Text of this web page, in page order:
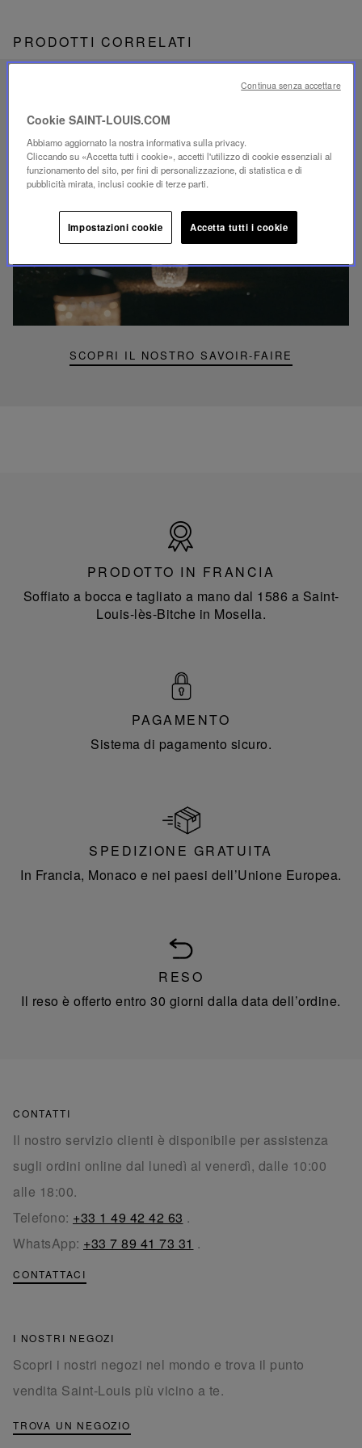
PRODOTTI CORRELATI
SAVOIR-FAIRE UNICO
ILLUMINAZIONE FOLIA
SCOPRI IL NOSTRO SAVOIR-FAIRE
Riproduci
video
Video
lampada
portatile
mini
Francia
PRODOTTO IN FRANCIA
Soffiato a bocca e tagliato a mano dal 1586 a Saint-
Louis-lès-Bitche in Mosella.
PAGAMENTO
Sistema di pagamento sicuro.
SPEDIZIONE GRATUITA
In Francia, Monaco e nei paesi dell’Unione Europea.
RESO
Il reso è offerto entro 30 giorni dalla data dell’ordine.
CONTATTI
Il nostro servizio clienti è disponibile per assistenza
sugli ordini online dal lunedì al venerdì, dalle 10:00
alle 18:00.
Telefono: +33 1 49 42 42 63 .
WhatsApp: +33 7 89 41 73 31 .
CONTATTACI
I NOSTRI NEGOZI
Scopri i nostri negozi nel mondo e trova il punto
vendita Saint-Louis più vicino a te.
TROVA UN NEGOZIO
Cookie SAINT-LOUIS.COM
Abbiamo aggiornato la nostra informativa sulla privacy.
Cliccando su «Accetta tutti i cookie», accetti l'utilizzo di cookie essenziali al
funzionamento del sito, per fini di personalizzazione, di statistica e di
pubblicità mirata, inclusi cookie di terze parti.
Impostazioni cookie Accetta tutti i cookie
Continua senza accettare